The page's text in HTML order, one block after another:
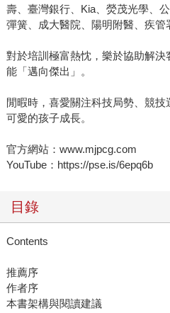
壽、臺灣銀行、Kia、熒茂光學、
彈簧、成大醫院、陽明附醫、疾管
對於培訓極富熱忱，樂於協助解
能「邁向傑出」。
閒暇時，喜愛關注科技局勢、競
可愛的孩子成長。
官方網站：www.mjpcg.com
YouTube：https://pse.is/6epq6b
目錄
Contents
推薦序
作者序
本書架構與閱讀建議